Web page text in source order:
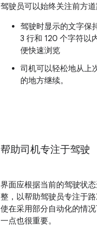
驾驶员可以始终关注前方道
驾驶时显示的文字保
3 行和 120 个字符以
便快速浏览
司机可以轻松地从上
的地方继续。
帮助司机专注于驾驶
界面应根据当前的驾驶状
整，以帮助驾驶员专注于
使在采用部分自动化的情
一点也很重要。